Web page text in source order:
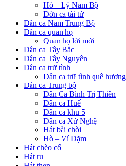
Hò – Lý Nam Bộ
Đờn ca tài tử
Dân ca Nam Trung Bộ
Dân ca quan họ
Quan họ lời mới
Dân ca Tây Bắc
Dân ca Tây Nguyên
Dân ca trữ tình
Dân ca trữ tình quê hương
Dân ca Trung bộ
Dân Ca Bình Trị Thiên
Dân ca Huế
Dân ca khu 5
Dân ca Xứ Nghệ
Hát bài chòi
Hò – Ví Dặm
Hát chèo cổ
Hát ru